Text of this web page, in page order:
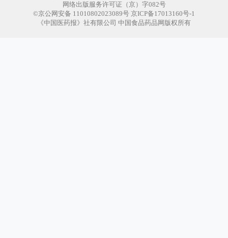
网络出版服务许可证（京）字082号
©京公网安备 11010802023089号 京ICP备17013160号-1
《中国医药报》社有限公司 中国食品药品网版权所有